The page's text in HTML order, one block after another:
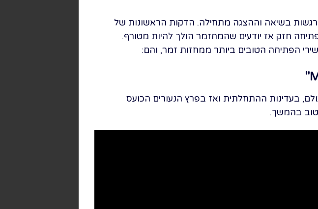
בשיאה וההצגה מתחילה. הדקות הראשונות של
חזק אז יודעים שהמחזמר הולך להיות מטורף.
"
בעדינות ההתחלתית ואז בפרץ הנעורים הכועס
טוב בהמשך.